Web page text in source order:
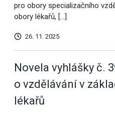
pro obory specializačního
obory lékařů, […]
26. 11. 2025
Novela vyhlášky č.
o vzdělávání v
lékařů